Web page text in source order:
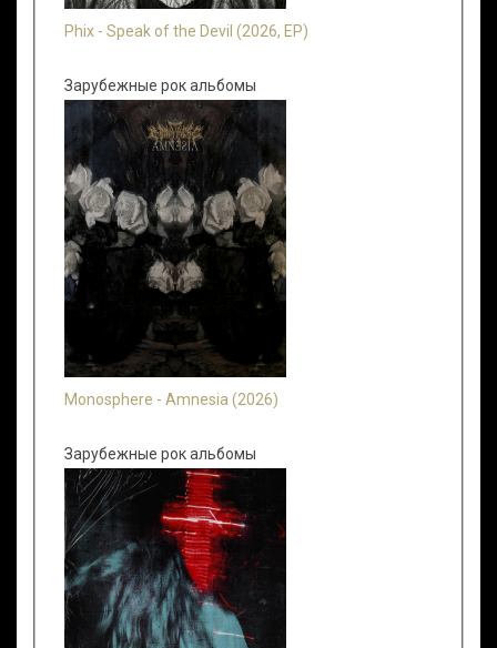
Phix - Speak of the Devil (2026, EP)
Зарубежные рок альбомы
Monosphere - Amnesia (2026)
Зарубежные рок альбомы